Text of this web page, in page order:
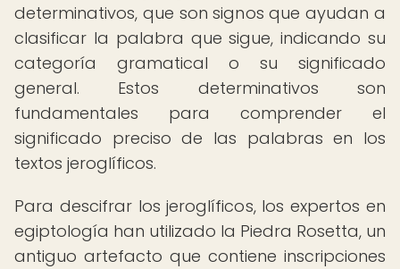
determinativos, que son signos que ayudan a
clasificar la palabra que sigue, indicando su
categoría gramatical o su significado
general. Estos determinativos son
fundamentales para comprender el
significado preciso de las palabras en los
textos jeroglíficos.
Para descifrar los jeroglíficos, los expertos en
egiptología han utilizado la Piedra Rosetta, un
antiguo artefacto que contiene inscripciones